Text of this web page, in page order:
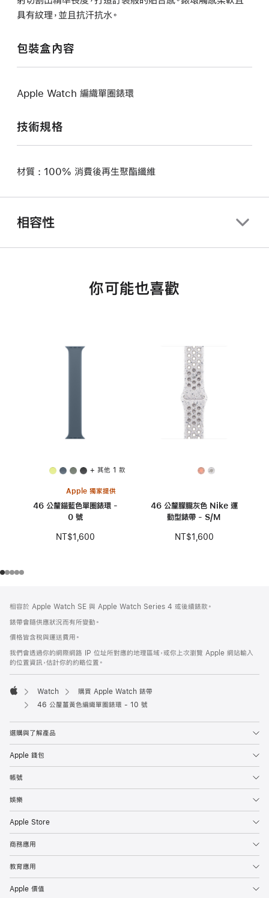
具有紋理，並且抗汗抗水。
包裝盒內容
Apple Watch 編織單圈錶環
技術規格
材質 : 100% 消費後再生聚酯纖維
相容性
你可能也喜歡
+ 其他 1 款
Apple 獨家提供
46 公釐錨藍色單圈錶環 -
0 號
NT$1,600
46 公釐朦朧灰色 Nike 運
動型錶帶 - S/M
NT$1,600
腳
腳
相容於 Apple Watch SE 與 Apple Watch Series 4 或後續錶款。
錶帶會隨供應狀況而有所變動。
價格皆含稅與運送費用。
我們會透過你的網際網路 IP 位址所對應的地理區域，或你上次瀏覽 Apple 網站輸入
的位置資訊，估計你的約略位置。
Apple
Watch
購買 Apple Watch 錶帶
46 公釐薑黃色編織單圈錶環 - 10 號
選購與了解產品
Apple 錢包
帳號
娛樂
Apple Store
商務應用
教育應用
Apple 價值